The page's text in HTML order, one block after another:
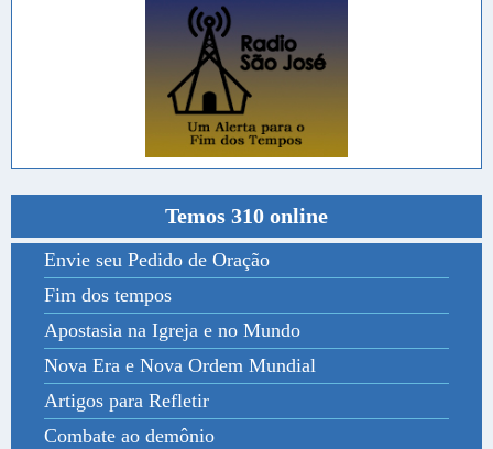
Temos 310 online
Envie seu Pedido de Oração
Fim dos tempos
Apostasia na Igreja e no Mundo
Nova Era e Nova Ordem Mundial
Artigos para Refletir
Combate ao demônio